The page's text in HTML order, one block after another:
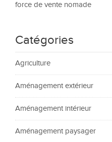
force de vente nomade
Catégories
Agriculture
Aménagement extérieur
Aménagement intérieur
Aménagement paysager